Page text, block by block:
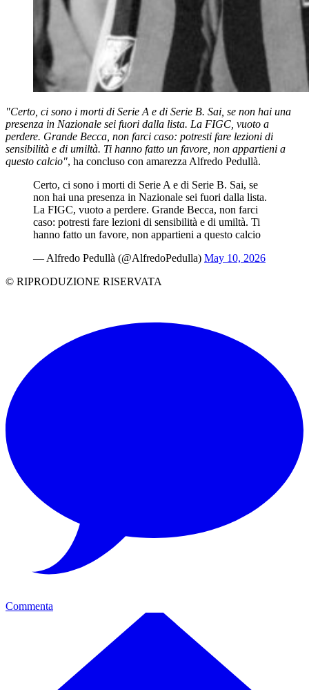
"Certo, ci sono i morti di Serie A e di Serie B. Sai, se non hai una
presenza in Nazionale sei fuori dalla lista. La FIGC, vuoto a
perdere. Grande Becca, non farci caso: potresti fare lezioni di
sensibilità e di umiltà. Ti hanno fatto un favore, non appartieni a
questo calcio", ha concluso con amarezza Alfredo Pedullà.
Certo, ci sono i morti di Serie A e di Serie B. Sai, se
non hai una presenza in Nazionale sei fuori dalla lista.
La FIGC, vuoto a perdere. Grande Becca, non farci
caso: potresti fare lezioni di sensibilità e di umiltà. Ti
hanno fatto un favore, non appartieni a questo calcio
— Alfredo Pedullà (@AlfredoPedulla) May 10, 2026
© RIPRODUZIONE RISERVATA
Commenta